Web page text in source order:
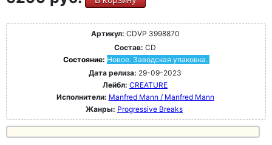
Артикул: CDVP 3998870
Состав: CD
Состояние: Новое. Заводская упаковка.
Дата релиза: 29-09-2023
Лейбл: CREATURE
Исполнители: Manfred Mann / Manfred Mann
Жанры: Progressive Breaks